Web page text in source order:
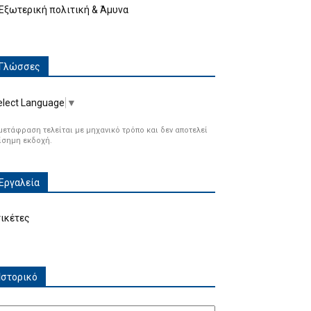
Εξωτερική πολιτική & Άμυνα
Γλώσσες
Language ▼
τελείται με μηχανικό τρόπο και δεν αποτελεί
εκδοχή.
Εργαλεία
Ιστορικό